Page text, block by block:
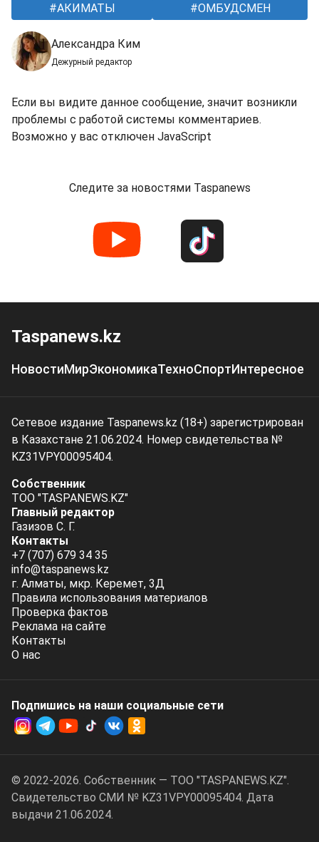
АКИМАТЫ
ОМБУДСМЕН
Александра Ким
Дежурный редактор
Если вы видите данное сообщение, значит возникли
проблемы с работой системы комментариев.
Возможно у вас отключен JavaScript
Следите за новостями Taspanews
Taspanews.kz
НовостиМирЭкономикаТехноСпортИнтересное
Сетевое издание Taspanews.kz (18+) зарегистрирован
в Казахстане 21.06.2024. Номер свидетельства №
KZ31VPY00095404.
Собственник
ТОО "TASPANEWS.KZ"
Главный редактор
Газизов С. Г.
Контакты
+7 (707) 679 34 35
info@taspanews.kz
г. Алматы, мкр. Керемет, 3Д
Правила использования материалов
Проверка фактов
Реклама на сайте
Контакты
О нас
Подпишись на наши социальные cети
© 2022-2026. Собственник — ТОО "TASPANEWS.KZ".
Cвидетельство СМИ № KZ31VPY00095404. Дата
выдачи 21.06.2024.